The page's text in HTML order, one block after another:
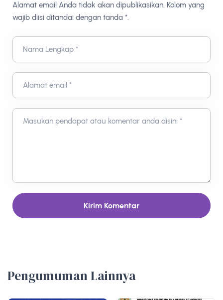
Alamat email Anda tidak akan dipublikasikan. Kolom yang
wajib diisi ditandai dengan tanda *.
Nama Lengkap *
Alamat email *
Masukan pendapat atau komentar anda disini *
Kirim Komentar
Pengumuman Lainnya